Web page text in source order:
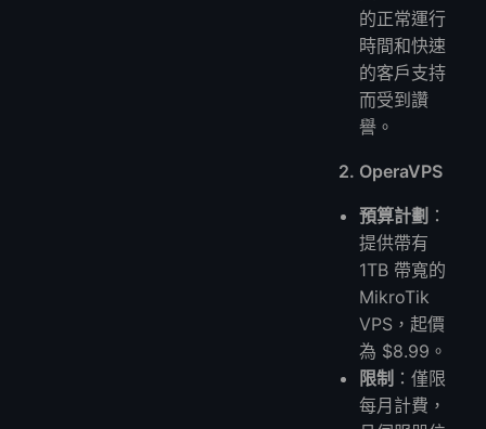
的正常運行
時間和快速
的客戶支持
而受到讚
譽。
2. OperaVPS
預算計劃 ：
提供帶有
1TB 帶寬的
MikroTik
VPS，起價
為 $8.99。
限制 ：僅限
每月計費，